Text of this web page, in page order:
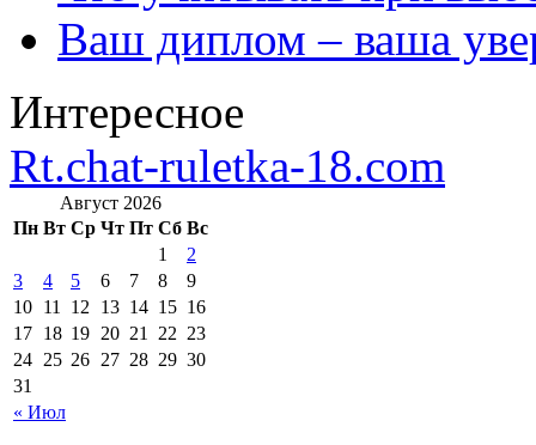
Ваш диплом – ваша
Интересное
Rt.chat-ruletka-18.com
Август 2026
Пн Вт Ср Чт Пт Сб Вс
« Июл
1
2
3
4 5 6 7 8
9
10 11 12 13 14 15 16
17 18 19 20 21 22 23
24 25 26 27 28 29 30
31